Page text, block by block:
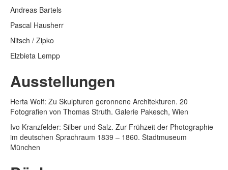
Andreas Bartels
Pascal Hausherr
Nitsch / Zipko
Elzbieta Lempp
Ausstellungen
Herta Wolf: Zu Skulpturen geronnene Architekturen. 20
Fotografien von Thomas Struth. Galerie Pakesch, Wien
Ivo Kranzfelder: Silber und Salz. Zur Frühzeit der Photographie
im deutschen Sprachraum 1839 – 1860. Stadtmuseum
München